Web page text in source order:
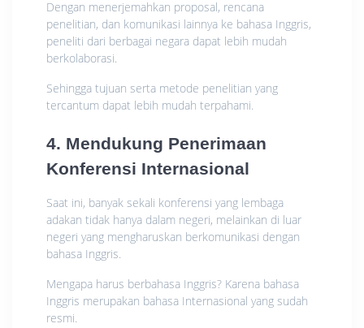
Dengan menerjemahkan proposal, rencana
penelitian, dan komunikasi lainnya ke bahasa Inggris,
peneliti dari berbagai negara dapat lebih mudah
berkolaborasi.
Sehingga tujuan serta metode penelitian yang
tercantum dapat lebih mudah terpahami.
4. Mendukung Penerimaan
Konferensi Internasional
Saat ini, banyak sekali konferensi yang lembaga
adakan tidak hanya dalam negeri, melainkan di luar
negeri yang mengharuskan berkomunikasi dengan
bahasa Inggris.
Mengapa harus berbahasa Inggris? Karena bahasa
Inggris merupakan bahasa Internasional yang sudah
resmi.